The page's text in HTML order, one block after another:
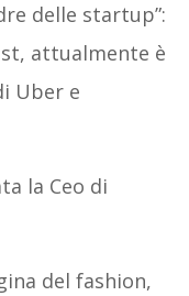
delle startup”:
attualmente è
Uber e
la Ceo di
del fashion,